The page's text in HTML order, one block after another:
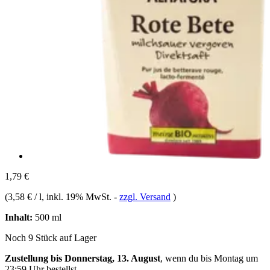
1,79 €
(3,58 € / l, inkl. 19% MwSt. - zzgl. Versand )
Inhalt: 500 ml
Noch 9 Stück auf Lager
Zustellung bis Donnerstag, 13. August, wenn du bis Montag um